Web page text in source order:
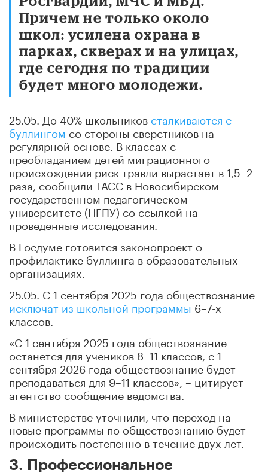
Причем не только около
школ: усилена охрана в
парках, скверах и на улицах,
где сегодня по традиции
будет много молодежи.
25.05. До 40% школьников сталкиваются с
буллингом со стороны сверстников на
регулярной основе. В классах с
преобладанием детей миграционного
происхождения риск травли вырастает в 1,5–2
раза, сообщили ТАСС в Новосибирском
государственном педагогическом
университете (НГПУ) со ссылкой на
проведенные исследования.
В Госдуме готовится законопроект о
профилактике буллинга в образовательных
организациях.
25.05. С 1 сентября 2025 года обществознание
исключат из школьной программы 6–7-х
классов.
«С 1 сентября 2025 года обществознание
останется для учеников 8–11 классов, с 1
сентября 2026 года обществознание будет
преподаваться для 9–11 классов», – цитирует
агентство сообщение ведомства.
В министерстве уточнили, что переход на
новые программы по обществознанию будет
происходить постепенно в течение двух лет.
3. Профессиональное